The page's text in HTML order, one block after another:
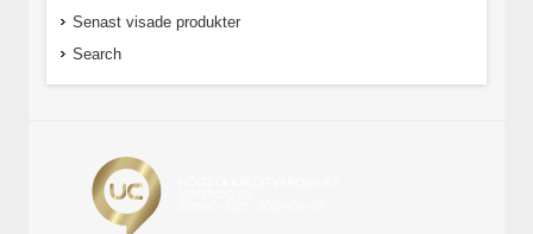
Senast visade produkter
Search